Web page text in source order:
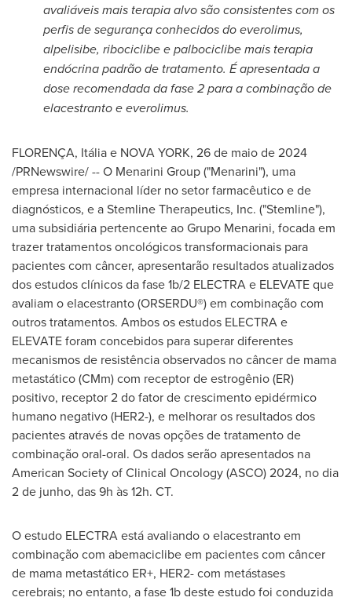
avaliáveis mais terapia alvo são consistentes com os
perfis de segurança conhecidos do everolimus,
alpelisibe, ribociclibe e palbociclibe mais terapia
endócrina padrão de tratamento. É apresentada a
dose recomendada da fase 2 para a combinação de
elacestranto e everolimus.
FLORENÇA, Itália e NOVA YORK, 26 de maio de 2024
/PRNewswire/ -- O Menarini Group ("Menarini"), uma
empresa internacional líder no setor farmacêutico e de
diagnósticos, e a Stemline Therapeutics, Inc. ("Stemline"),
uma subsidiária pertencente ao Grupo Menarini, focada em
trazer tratamentos oncológicos transformacionais para
pacientes com câncer, apresentarão resultados atualizados
dos estudos clínicos da fase1b/2 ELECTRAe ELEVATE que
avaliam o elacestranto (ORSERDU®) em combinação com
outros tratamentos. Ambos os estudos ELECTRAe
ELEVATE foram concebidos para superar diferentes
mecanismos de resistência observados no câncer de mama
metastático (CMm) com receptor de estrogênio (ER)
positivo, receptor 2 do fator de crescimento epidérmico
humano negativo (HER2-), e melhorar os resultados dos
pacientes através de novas opções de tratamento de
combinação oral-oral. Os dados serão apresentados na
American Society of Clinical Oncology (ASCO) 2024, no dia
2 de junho, das 9h às 12h. CT.
O estudo ELECTRAestá avaliando o elacestranto em
combinação com abemaciclibe em pacientes com câncer
de mama metastático ER+, HER2- com metástases
cerebrais; no entanto, a fase1bdeste estudo foi conduzida